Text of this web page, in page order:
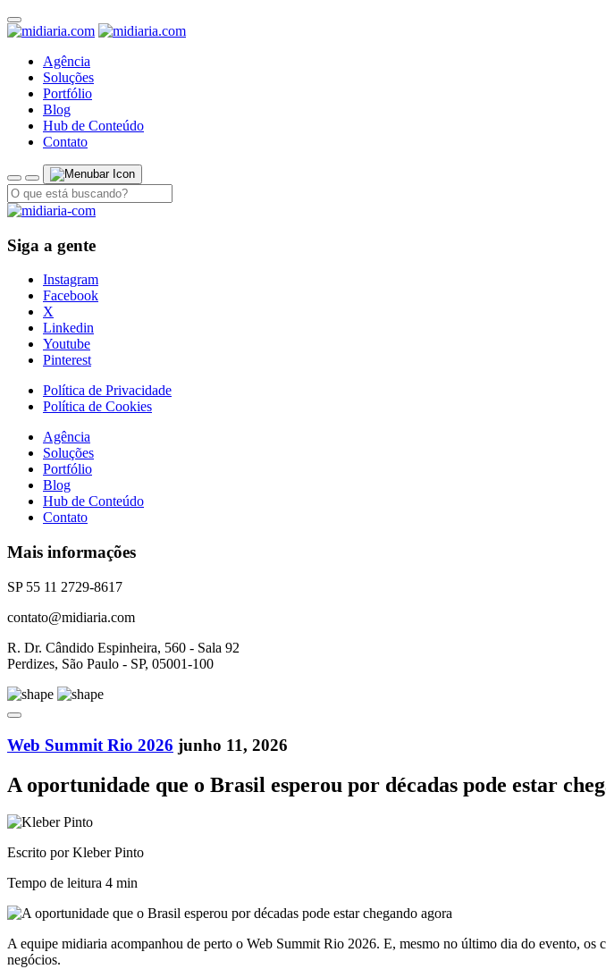
Agência
Soluções
Portfólio
Blog
Hub de Conteúdo
Contato
Siga a gente
Instagram
Facebook
X
Linkedin
Youtube
Pinterest
Política de Privacidade
Política de Cookies
Agência
Soluções
Portfólio
Blog
Hub de Conteúdo
Contato
Mais informações
SP 55 11 2729-8617
contato@midiaria.com
R. Dr. Cândido Espinheira, 560 - Sala 92
Perdizes, São Paulo - SP, 05001-100
Web Summit Rio 2026 junho 11, 2026
A oportunidade que o Brasil esperou por décadas pode estar
Escrito por Kleber Pinto
Tempo de leitura 4 min
A equipe midiaria acompanhou de perto o Web Summit Rio 2026. E, mesmo no último dia do evento, os
negócios.